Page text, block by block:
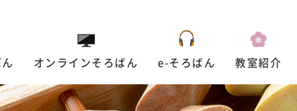
オンラインそろばん e-そろばん 教室紹介